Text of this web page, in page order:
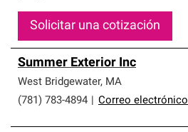
Solicitar una cotización
Summer Exterior Inc
West Bridgewater, MA
(781) 783-4894
Correo electrónico